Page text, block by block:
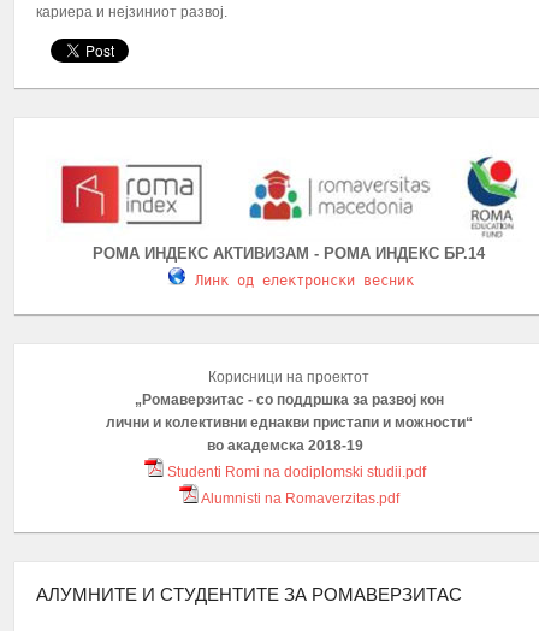
кариера и нејзиниот развој.
РОМА ИНДЕКС АКТИВИЗАМ - РОМА ИНДЕКС БР.14
Линк од електронски весник
Корисници на проектот
„Ромаверзитас - со поддршка за развој кон
лични и колективни еднакви пристапи и можности“
во академска 2018-19
Studenti Romi na dodiplomski studii.pdf
Alumnisti na Romaverzitas.pdf
АЛУМНИТЕ И СТУДЕНТИТЕ ЗА РОМАВЕРЗИТАС